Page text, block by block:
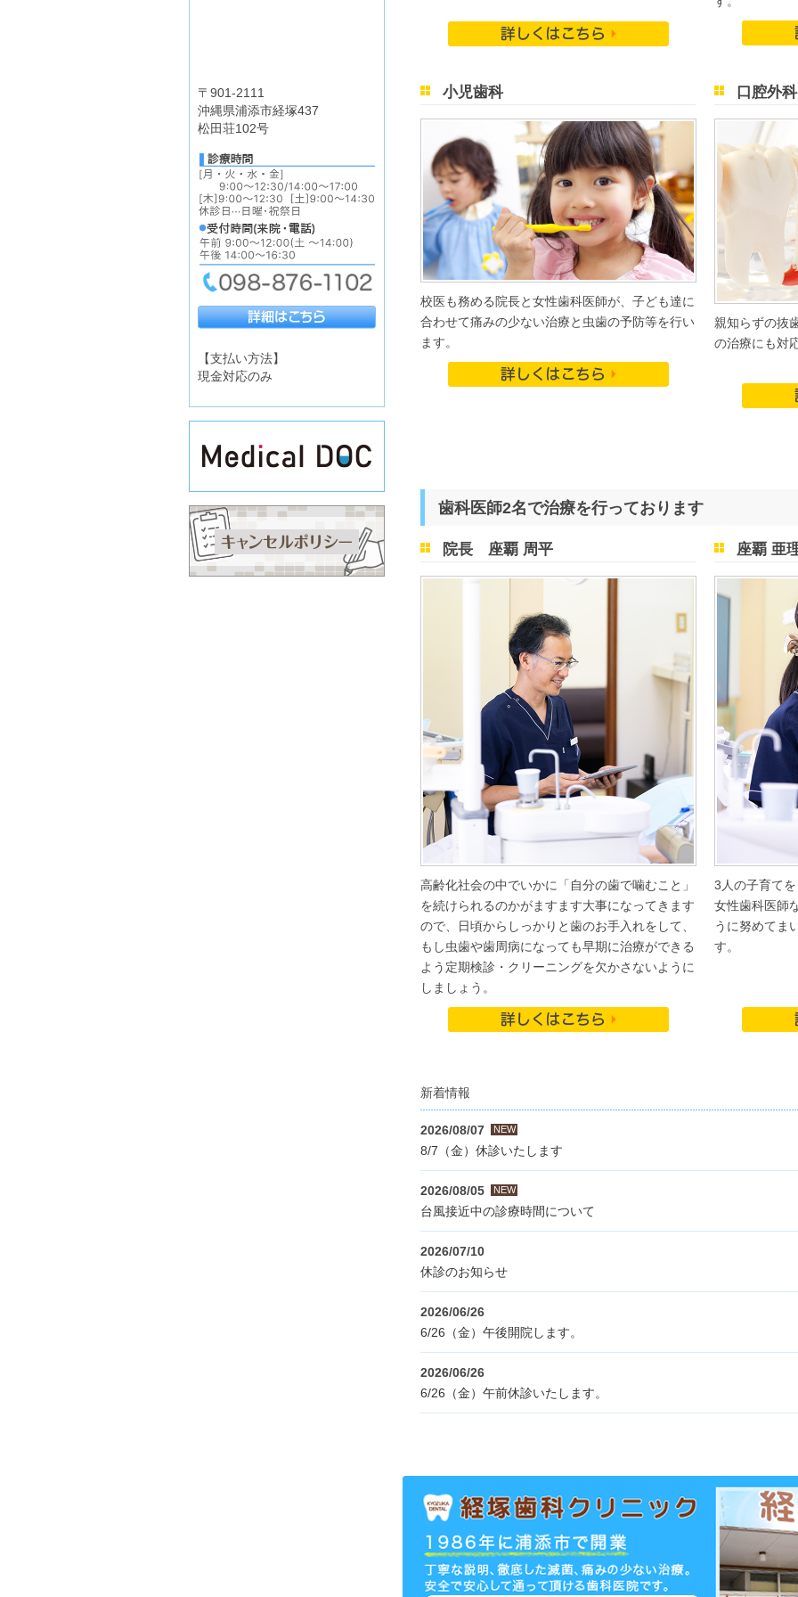
小児歯科
校医も務める院長と女性歯科医師が、子ども達に
合わせて痛みの少ない治療と虫歯の予防等を行い
ます。
口腔外科
親知らずの抜
の治療にも対
歯科医師2名で治療を行っております
院長 座覇 周平
高齢化社会の中でいかに「自分の歯で噛むこと」
を続けられるのかがますます大事になってきます
ので、日頃からしっかりと歯のお手入れをして、
もし虫歯や歯周病になっても早期に治療ができる
よう定期検診・クリーニングを欠かさないように
しましょう。
座覇 亜
3人の子育て
女性歯科医師
うに努めてま
す。
新着情報
2026/08/07 NEW
8/7（金）休診いたします
2026/08/05 NEW
台風接近中の診療時間について
2026/07/10
休診のお知らせ
2026/06/26
6/26（金）午後開院します。
2026/06/26
6/26（金）午前休診いたします。
〒901-2111
沖縄県浦添市経塚437
松田荘102号
【支払い方法】
現金対応のみ